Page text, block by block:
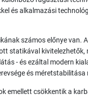
és alkalmazási
számos előnye van.
statikával kivitelezhetők,
- és ezáltal modern
és méretstabilitása
emellett csökkentik a